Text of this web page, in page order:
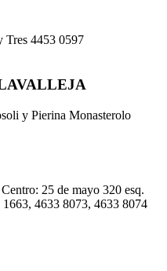
Tres 4453 0597
y Pierina Monasterolo
25 de mayo 320 esq.
4633 8073, 4633 8074